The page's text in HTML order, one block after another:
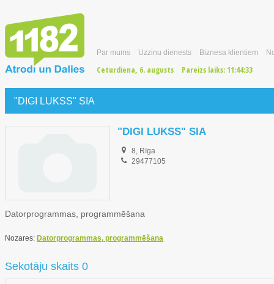
Par mums Uzziņu dienests Biznesa klientiem
Ceturdiena, 6. augusts Pareizs laiks: 11:44:34
"DIGI LUKSS" SIA
"DIGI LUKSS" SIA
8, Rīga
29477105
Datorprogrammas, programmēšana
Nozares: Datorprogrammas, programmēšana
Sekotāju skaits 0